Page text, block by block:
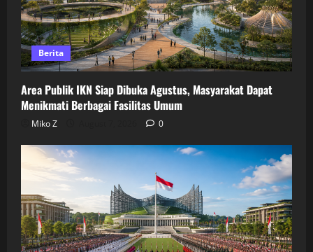
Berita
Area Publik IKN Siap Dibuka Agustus, Masyarakat Dapat
Menikmati Berbagai Fasilitas Umum
Miko Z 0